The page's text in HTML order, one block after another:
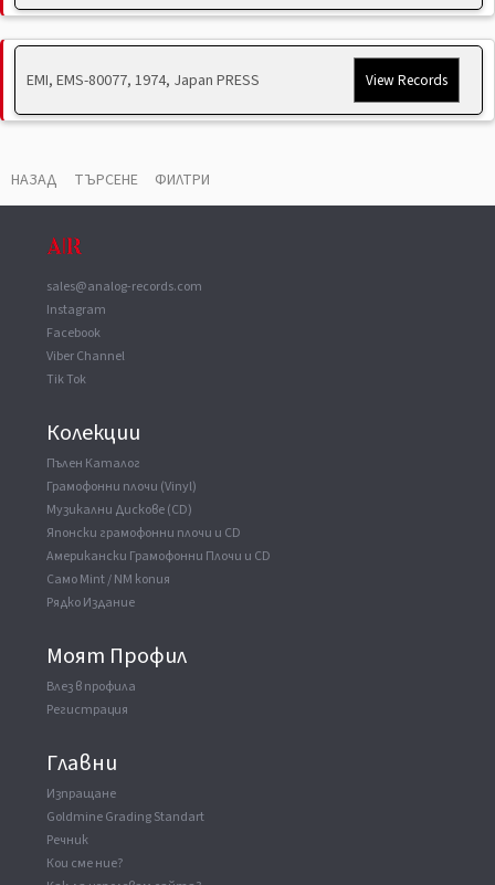
A2
Banks Of The Ohio
A4
Winterwood
A5
Everything I Own
Amoureuse
ВАУЧЕР
Manufactured By
Record Company
Festival Records International
Phonographic Copyright (p)
БЕЛЕЖКА
Снимките са примерни и не отразяват реалното състояние на
конкретния продукт.
Olivia Newton-John - Let Me Be There = レット・ミ
ー・ビー・ゼア
EMI, EMS-80077, 1974, Japan PRESS View Records
БЕЛЕЖКА
Снимките са примерни и не отразяват реалното състояние на
НАЗАД ТЪРСЕНЕ ФИЛТРИ
sales@analog-records.com
Instagram
Facebook
Viber Channel
Tik Tok
Колекции
Пълен Каталог
Грамофонни плочи (Vinyl)
Музикални Дискове (CD)
Японски грамофонни плочи и CD
Американски Грамофонни Плочи и CD
Само Mint / NM копия
Рядко Издание
Моят Профил
Влез в профила
Регистрация
Главни
Изпращане
Goldmine Grading Standart
Речник
Кои сме ние?